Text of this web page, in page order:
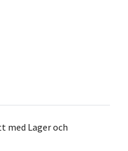
med Lager och